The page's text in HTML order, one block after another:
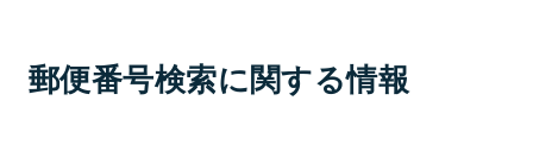
郵便番号検索に関する情報